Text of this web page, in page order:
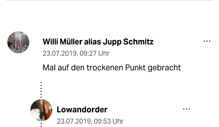
Willi Müller alias Jupp Schmitz
23.07.2019, 09:27 Uhr
Mal auf den trockenen Punkt gebracht
Lowandorder
23.07.2019, 09:53 Uhr